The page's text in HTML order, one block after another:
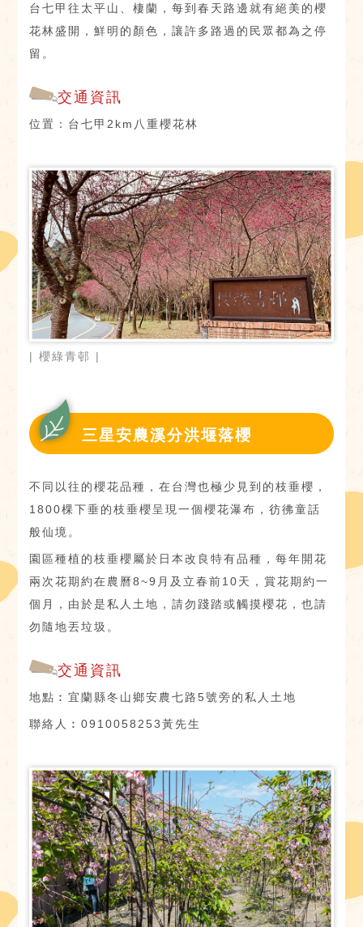
台七甲往太平山、棲蘭，每到春天路邊就有絕美的櫻
花林盛開，鮮明的顏色，讓許多路過的民眾都為之停
留。
交通資訊
位置：台七甲2km八重櫻花林
| 櫻綠青邨 |
三星安農溪分洪堰落櫻
不同以往的櫻花品種，在台灣也極少見到的枝垂櫻，
1800棵下垂的枝垂櫻呈現一個櫻花瀑布，彷彿童話
般仙境。
園區種植的枝垂櫻屬於日本改良特有品種，每年開花
兩次花期約在農曆8~9月及立春前10天，賞花期約一
個月，由於是私人土地，請勿踐踏或觸摸櫻花，也請
勿隨地丟垃圾。
交通資訊
地點︰宜蘭縣冬山鄉安農七路5號旁的私人土地
聯絡人︰0910058253黃先生